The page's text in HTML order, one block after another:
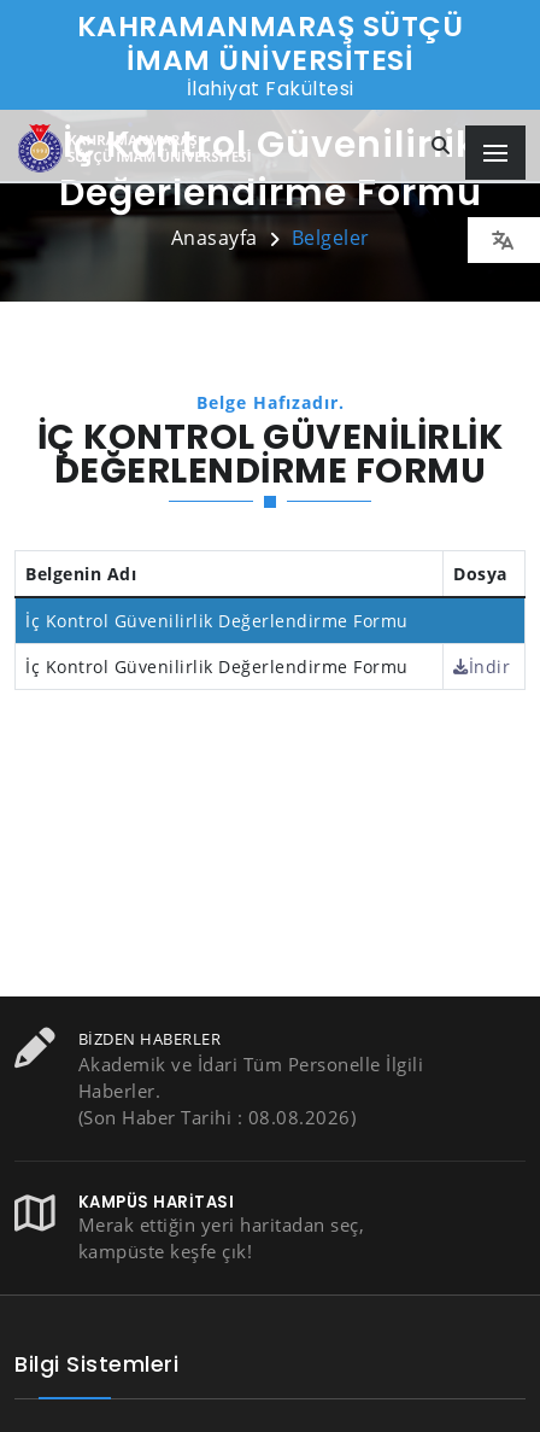
KAHRAMANMARAŞ SÜTÇÜ
İMAM ÜNİVERSİTESİ
İlahiyat Fakültesi
İç Kontrol Güvenilirlik
Değerlendirme Formu
Anasayfa Belgeler
Belge Hafızadır.
İÇ KONTROL GÜVENILIRLIK
DEĞERLENDIRME FORMU
Belgenin Adı Dosya
İç Kontrol Güvenilirlik Değerlendirme Formu
İç Kontrol Güvenilirlik Değerlendirme Formu
İndir
BIZDEN HABERLER
Akademik ve İdari Tüm Personelle İlgili
Haberler.
(Son Haber Tarihi : 08.08.2026)
KAMPÜS HARITASI
Merak ettiğin yeri haritadan seç,
kampüste keşfe çık!
Bilgi Sistemleri